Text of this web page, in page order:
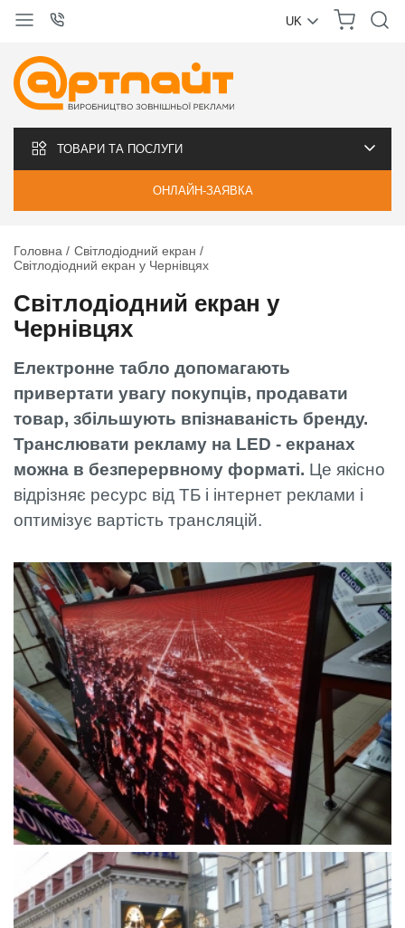
UK
ТОВАРИ ТА ПОСЛУГИ
ОНЛАЙН-ЗАЯВКА
Головна
Світлодіодний екран
Світлодіодний екран у Чернівцях
Світлодіодний екран у
Чернівцях
Електронне табло допомагають
привертати увагу покупців, продавати
товар, збільшують впізнаваність бренду.
Транслювати рекламу на LED - екранах
можна в безперервному форматі. Це якісно
відрізняє ресурс від ТБ і інтернет реклами і
оптимізує вартість трансляцій.